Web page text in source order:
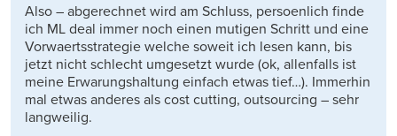
Also – abgerechnet wird am Schluss, persoenlich finde
ich ML deal immer noch einen mutigen Schritt und eine
Vorwaertsstrategie welche soweit ich lesen kann, bis
jetzt nicht schlecht umgesetzt wurde (ok, allenfalls ist
meine Erwarungshaltung einfach etwas tief…). Immerhin
mal etwas anderes als cost cutting, outsourcing – sehr
langweilig.